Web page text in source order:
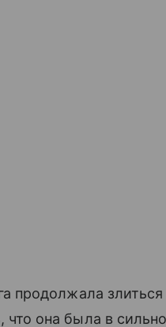
продолжала злиться
она была в